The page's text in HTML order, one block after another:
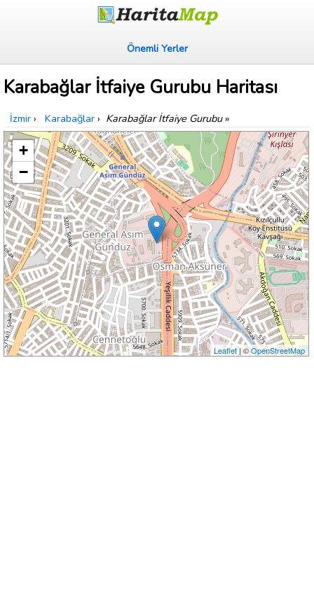
Önemli Yerler
Karabağlar İtfaiye Gurubu Haritası
İzmir › Karabağlar › Karabağlar İtfaiye Gurubu»
+
−
Leaflet| ©OpenStreetMap